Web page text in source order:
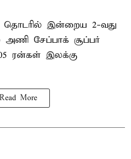
தொடரில் இன்றைய 2-வது
சேப்பாக் சூப்பர்
ரன்கள் இலக்கு
Read More